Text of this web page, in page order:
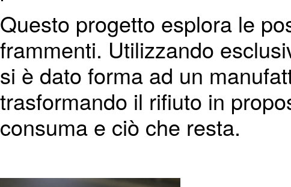
Questo progetto esplora le
frammenti. Utilizzando
si è dato forma ad un
trasformando il rifiuto in
consuma e ciò che resta.